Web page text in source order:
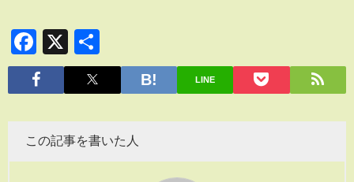
Facebook
X
有
LINE
この記事を書いた人